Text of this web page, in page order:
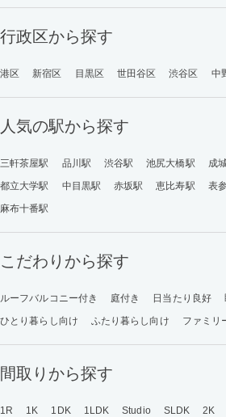
行政区から探す
港区 新宿区 目黒区 世田谷区 渋谷区 中
人気の駅から探す
三軒茶屋駅 品川駅 渋谷駅 池尻大橋駅 成
都立大学駅
中目黒駅 赤坂駅 恵比寿駅 表
麻布十番駅
こだわりから探す
ルーフバルコニー付き 庭付き 日当たり良好
ひとり暮らし向け
ふたり暮らし向け ファミリ
間取りから探す
1R 1K 1DK 1LDK Studio SLDK 2K